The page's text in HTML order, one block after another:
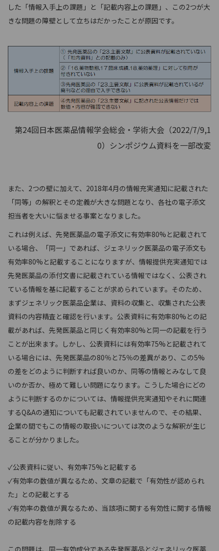
した「情報入手上の課題」と「記載内容上の課題」、この2つが大
きな問題の障壁として立ちはだかったことが原因です。
第24回日本医薬品情報学会総会・学術大会（2022/7/9,1
0）シンポジウム資料を一部改変
また、2つの壁に加えて、2018年4月の情報充実通知に記載された
「同等」の解釈とその定義が大きな問題となり、各社の電子添文
担当者を大いに悩ませる事案となりました。
これは例えば、先発医薬品の電子添文に有効率80%と記載されて
いる場合、「同一」であれば、ジェネリック医薬品の電子添文も
有効率80%と記載することになりますが、情報提供充実通知では
先発医薬品の添付文書に記載されている情報ではなく、公表され
ている情報を基に記載することが求められています。そのため、
まずジェネリック医薬品企業は、資料の収集と、収集された公表
資料の内容精査と確認を行います。公表資料に有効率80%との記
載があれば、先発医薬品と同じく有効率80%と同一の記載を行う
ことが出来ます。しかし、公表資料には有効率75%と記載されて
いる場合には、先発医薬品の80％と75％の差異があり、この5%
の差をどのように判断すれば良いのか、同等の情報とみなして良
いのか否か、極めて難しい問題になります。こうした場合にどの
ように判断するのかについては、情報提供充実通知やそれに関連
するQ&Aの通知についても記載されていませんので、その結果、
企業の間でもこの情報の取扱いについては次のような解釈が生じ
ることが分かりました。
✓公表資料に従い、有効率75%と記載する
✓有効率の数値が異なるため、文章の記載で「有効性が認められ
た」との記載とする
✓有効率の数値が異なるため、当該項に関する有効性に関する情報
の記載内容を削除する
この問題は、同一有効成分である先発医薬品とジェネリック医薬